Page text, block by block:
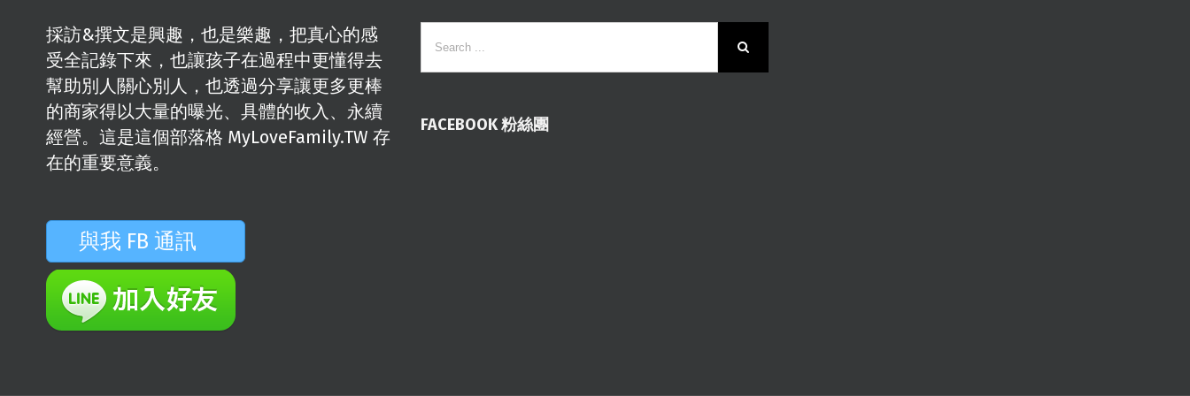
採訪&撰文是興趣，也是樂趣，把真心的感
受全記錄下來，也讓孩子在過程中更懂得去
幫助別人關心別人，也透過分享讓更多更棒
的商家得以大量的曝光、具體的收入、永續
經營。這是這個部落格 MyLoveFamily.TW 存
在的重要意義。
與我 FB 通訊
FACEBOOK 粉絲團